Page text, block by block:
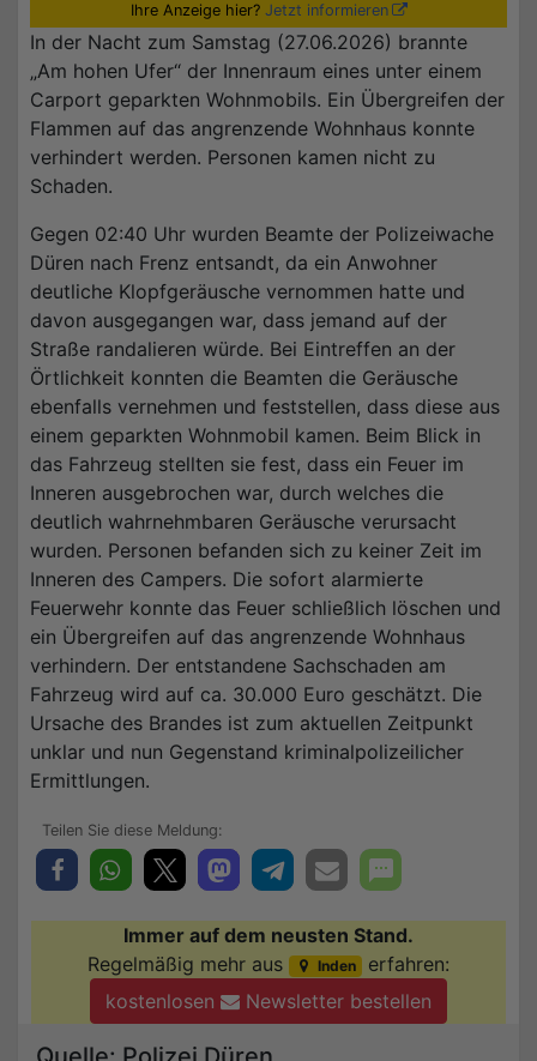
Ihre Anzeige hier? Jetzt informieren
In der Nacht zum Samstag (27.06.2026) brannte
„Am hohen Ufer“ der Innenraum eines unter einem
Carport geparkten Wohnmobils. Ein Übergreifen der
Flammen auf das angrenzende Wohnhaus konnte
verhindert werden. Personen kamen nicht zu
Schaden.
Gegen 02:40 Uhr wurden Beamte der Polizeiwache
Düren nach Frenz entsandt, da ein Anwohner
deutliche Klopfgeräusche vernommen hatte und
davon ausgegangen war, dass jemand auf der
Straße randalieren würde. Bei Eintreffen an der
Örtlichkeit konnten die Beamten die Geräusche
ebenfalls vernehmen und feststellen, dass diese aus
einem geparkten Wohnmobil kamen. Beim Blick in
das Fahrzeug stellten sie fest, dass ein Feuer im
Inneren ausgebrochen war, durch welches die
deutlich wahrnehmbaren Geräusche verursacht
wurden. Personen befanden sich zu keiner Zeit im
Inneren des Campers. Die sofort alarmierte
Feuerwehr konnte das Feuer schließlich löschen und
ein Übergreifen auf das angrenzende Wohnhaus
verhindern. Der entstandene Sachschaden am
Fahrzeug wird auf ca. 30.000 Euro geschätzt. Die
Ursache des Brandes ist zum aktuellen Zeitpunkt
unklar und nun Gegenstand kriminalpolizeilicher
Ermittlungen.
Immer auf dem neusten Stand.
Regelmäßig mehr aus
Inden erfahren:
kostenlosen
Newsletter bestellen